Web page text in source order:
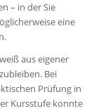
– in der Sie
eine
aus eigener
Bei
Prüfung in
Kursstufe konnte